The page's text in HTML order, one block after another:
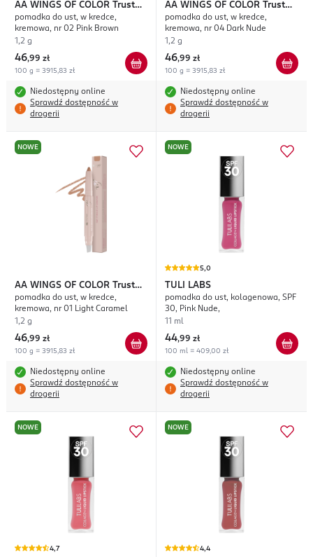
AA WINGS OF COLOR Trust
Your Wings Say It Bold
pomadka do ust, w kredce,
kremowa, nr 02 Pink Brown
1,2 g
46,99 zł
100 g = 3915,83 zł
Niedostępny online
Sprawdź dostępność w
drogerii
AA WINGS OF COLOR Trust
Your Wings Say It Bold
pomadka do ust, w kredce,
kremowa, nr 04 Dark Nude
1,2 g
46,99 zł
100 g = 3915,83 zł
Niedostępny online
Sprawdź dostępność w
drogerii
NOWE
AA WINGS OF COLOR Trust
Your Wings Say It Bold
pomadka do ust, w kredce,
kremowa, nr 01 Light Caramel
1,2 g
46,99 zł
100 g = 3915,83 zł
Niedostępny online
Sprawdź dostępność w
drogerii
NOWE
5,0
TULI LABS
pomadka do ust, kolagenowa, SPF
30, Pink Nude,
11 ml
44,99 zł
100 ml = 409,00 zł
Niedostępny online
Sprawdź dostępność w
drogerii
NOWE
4,7
NOWE
4,4